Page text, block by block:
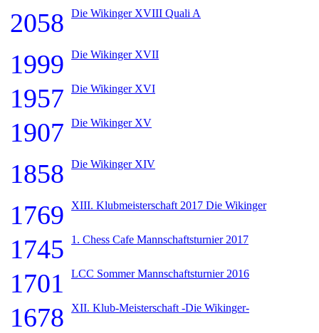
2058 Die Wikinger XVIII Quali A
1999 Die Wikinger XVII
1957 Die Wikinger XVI
1907 Die Wikinger XV
1858 Die Wikinger XIV
1769 XIII. Klubmeisterschaft 2017 Die Wikinger
1745 1. Chess Cafe Mannschaftsturnier 2017
1701 LCC Sommer Mannschaftsturnier 2016
1678 XII. Klub-Meisterschaft -Die Wikinger-